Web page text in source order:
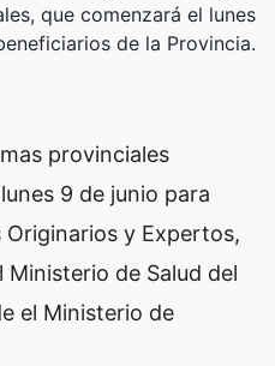
que comenzará el lunes
de la Provincia.
provinciales
9 de junio para
Originarios y Expertos,
de Salud del
el Ministerio de